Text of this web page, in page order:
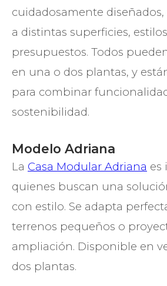
cuidadosamente
a distintas superficies,
presupuestos. Todos
en una o dos plantas, y
para combinar
sostenibilidad.
Modelo Adriana
La Casa Modular Adriana es
quienes buscan una
con estilo. Se adapta
terrenos pequeños o
ampliación. Disponible en
dos plantas.